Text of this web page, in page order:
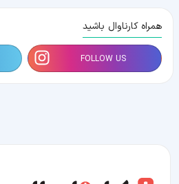
همراه کارناوال باشید
FOLLOW US